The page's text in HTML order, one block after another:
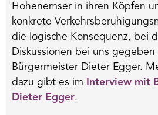
Hohenemser in ihren Köpfen
konkrete
die logische Konsequenz, bei
Diskussionen bei uns gegeben
Bürgermeister Dieter Egger.
dazu gibt es im
Interview mit
Dieter Egger.